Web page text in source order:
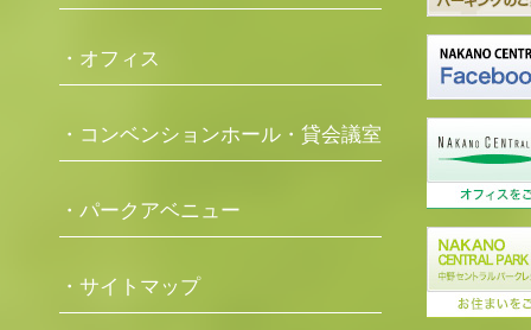
・オフィス
・コンベンションホール・貸会議室
・パークアベニュー
・サイトマップ